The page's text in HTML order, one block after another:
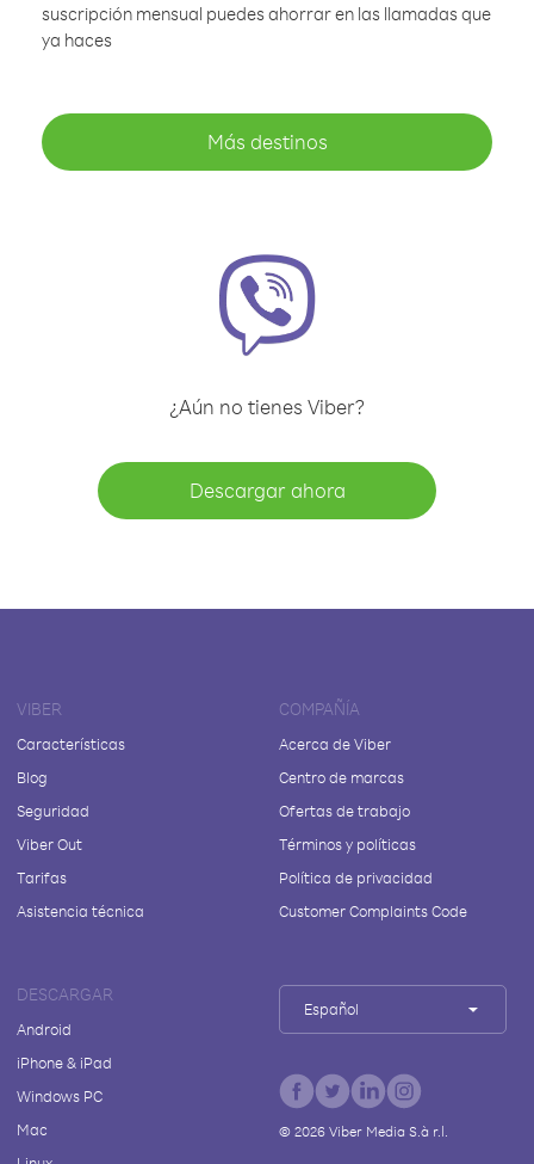
suscripción mensual puedes ahorrar en las llamadas que
ya haces
Más destinos
¿Aún no tienes Viber?
Descargar ahora
VIBER
Características
Blog
Seguridad
Viber Out
Tarifas
Asistencia técnica
COMPAÑÍA
Acerca de Viber
Centro de marcas
Ofertas de trabajo
Términos y políticas
Política de privacidad
Customer Complaints Code
DESCARGAR
Android
iPhone & iPad
Windows PC
Mac
Español
© 2026Viber Media S.à r.l.